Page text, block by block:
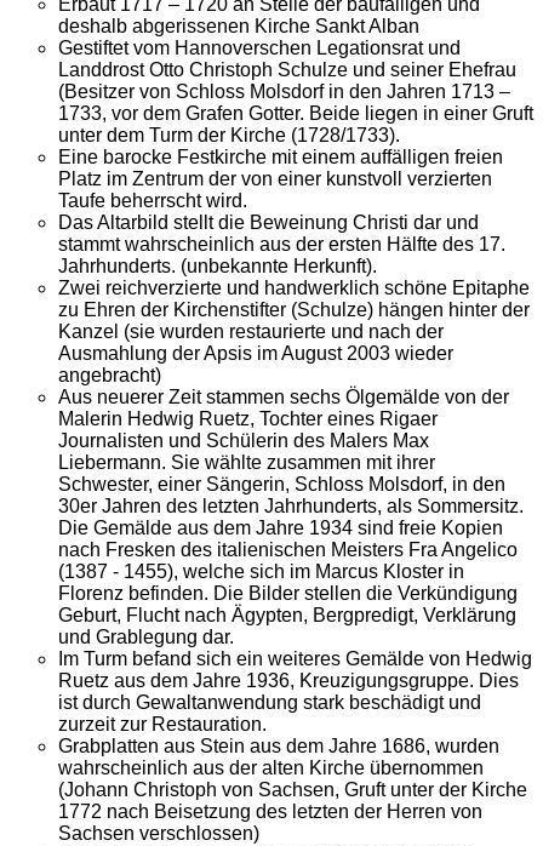
deshalb abgerissenen Kirche Sankt Alban
Gestiftet vom Hannoverschen Legationsrat und
Landdrost Otto Christoph Schulze und seiner Ehefrau
(Besitzer von Schloss Molsdorf in den Jahren 1713 –
1733, vor dem Grafen Gotter. Beide liegen in einer Gruft
unter dem Turm der Kirche (1728/1733).
Eine barocke Festkirche mit einem auffälligen freien
Platz im Zentrum der von einer kunstvoll verzierten
Taufe beherrscht wird.
Das Altarbild stellt die Beweinung Christi dar und
stammt wahrscheinlich aus der ersten Hälfte des 17.
Jahrhunderts. (unbekannte Herkunft).
Zwei reichverzierte und handwerklich schöne Epitaphe
zu Ehren der Kirchenstifter (Schulze) hängen hinter der
Kanzel (sie wurden restaurierte und nach der
Ausmahlung der Apsis im August 2003 wieder
angebracht)
Aus neuerer Zeit stammen sechs Ölgemälde von der
Malerin Hedwig Ruetz, Tochter eines Rigaer
Journalisten und Schülerin des Malers Max
Liebermann. Sie wählte zusammen mit ihrer
Schwester, einer Sängerin, Schloss Molsdorf, in den
30er Jahren des letzten Jahrhunderts, als Sommersitz.
Die Gemälde aus dem Jahre 1934 sind freie Kopien
nach Fresken des italienischen Meisters Fra Angelico
(1387 - 1455), welche sich im Marcus Kloster in
Florenz befinden. Die Bilder stellen die Verkündigung
Geburt, Flucht nach Ägypten, Bergpredigt, Verklärung
und Grablegung dar.
Im Turm befand sich ein weiteres Gemälde von Hedwig
Ruetz aus dem Jahre 1936, Kreuzigungsgruppe. Dies
ist durch Gewaltanwendung stark beschädigt und
zurzeit zur Restauration.
Grabplatten aus Stein aus dem Jahre 1686, wurden
wahrscheinlich aus der alten Kirche übernommen
(Johann Christoph von Sachsen, Gruft unter der Kirche
1772 nach Beisetzung des letzten der Herren von
Sachsen verschlossen)